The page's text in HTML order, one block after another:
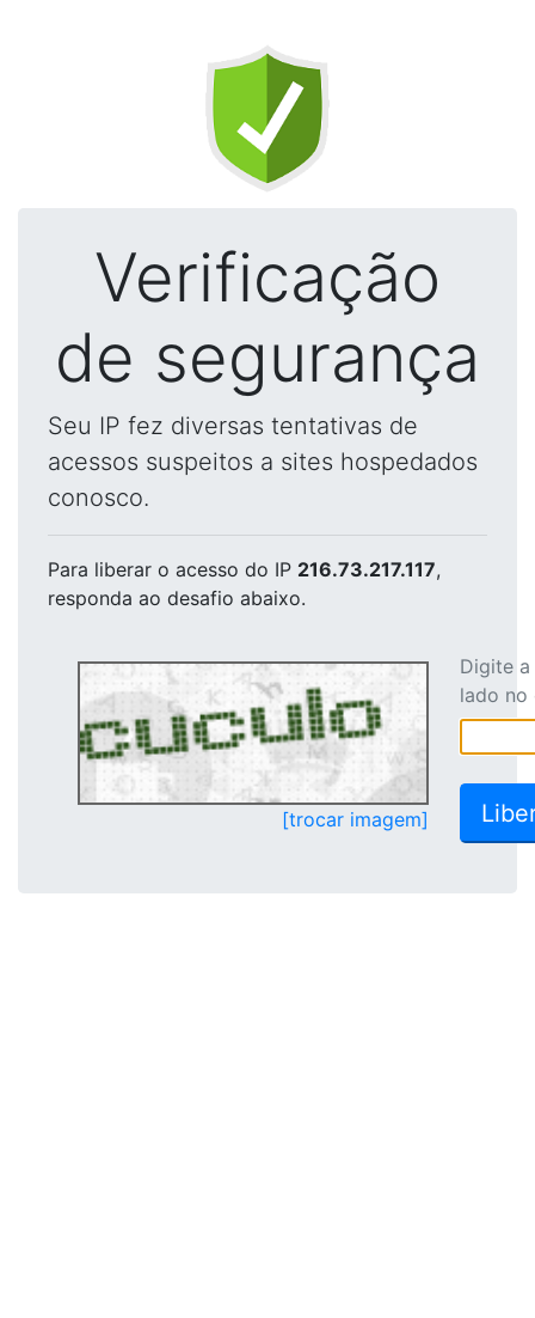
Verificação
de segurança
Seu IP fez diversas tentativas de
acessos suspeitos a sites hospedados
conosco.
Para liberar o acesso do IP 216.73.217.117,
responda ao desafio abaixo.
[trocar imagem]
Digite
lado no